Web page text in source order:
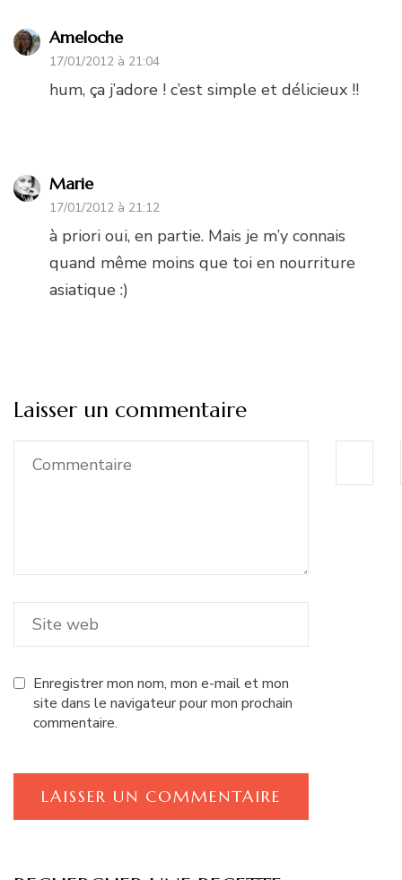
Ameloche
17/01/2012 à 21:04
hum, ça j’adore ! c’est simple et délicieux !!
Marie
17/01/2012 à 21:12
à priori oui, en partie. Mais je m’y connais
quand même moins que toi en nourriture
asiatique :)
Laisser un commentaire
Enregistrer mon nom, mon e-mail et mon
site dans le navigateur pour mon prochain
commentaire.